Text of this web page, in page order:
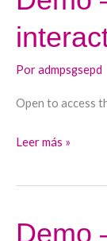
Poradmpsgsepd
Open to access
–
Situación
interactiva
Leer más »
Demo
Demo